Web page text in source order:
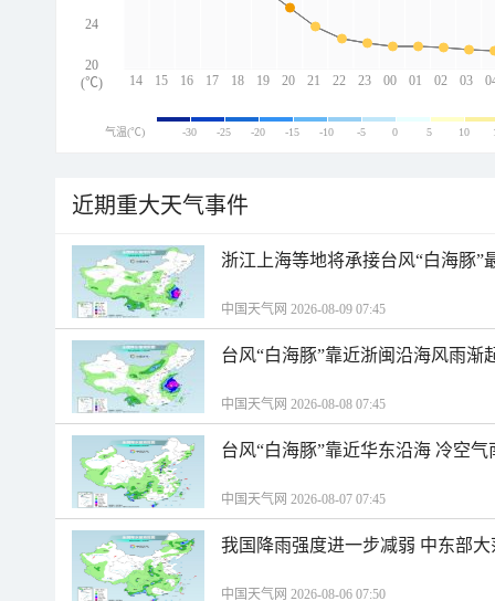
14 15 16 17 18 19 20 21 22 23 00 01 02 03
24
20
(℃)
气温(℃) -30 -25 -20 -15 -10 -5 0 5 10
近期重大天气事件
浙江上海等地将承接台风“白海豚”
中国天气网 2026-08-09 07:45
台风“白海豚”靠近浙闽沿海风雨渐
中国天气网 2026-08-08 07:45
台风“白海豚”靠近华东沿海 冷空
中国天气网 2026-08-07 07:45
我国降雨强度进一步减弱 中东部
中国天气网 2026-08-06 07:50